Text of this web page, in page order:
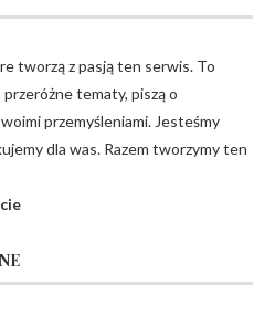
tworzą z pasją ten serwis. To
tematy, piszą o
przemyśleniami. Jesteśmy
dla was. Razem tworzymy ten